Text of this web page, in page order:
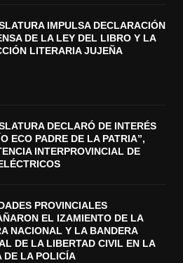
IMPULSA DECLARACIÓN
DE LA LEY DEL LIBRO Y LA
LITERARIA JUJEÑA
DECLARÓ DE INTERÉS
ECO PADRE DE LA PATRIA”,
INTERPROVINCIAL DE
PROVINCIALES
EL IZAMIENTO DE LA
NACIONAL Y LA BANDERA
DE LA LIBERTAD CIVIL EN LA
DE LA POLICÍA